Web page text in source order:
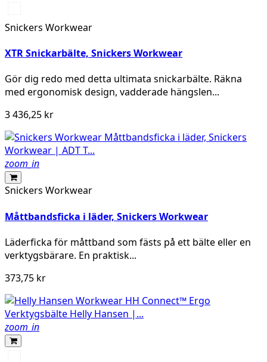
Snickers Workwear
XTR Snickarbälte, Snickers Workwear
Gör dig redo med detta ultimata snickarbälte. Räkna
med ergonomisk design, vadderade hängslen...
3 436,25 kr
zoom_in
Snickers Workwear
Måttbandsficka i läder, Snickers Workwear
Läderficka för måttband som fästs på ett bälte eller en
verktygsbärare. En praktisk...
373,75 kr
zoom_in